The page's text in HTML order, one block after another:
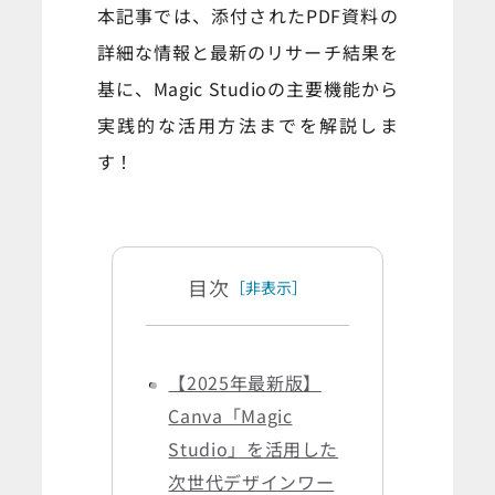
本記事では、添付されたPDF資料の
詳細な情報と最新のリサーチ結果を
基に、Magic Studioの主要機能から
実践的な活用方法までを解説しま
す！
目次 ［非表示］
【2025年最新版】
Canva「Magic
Studio」を活用した
次世代デザインワー